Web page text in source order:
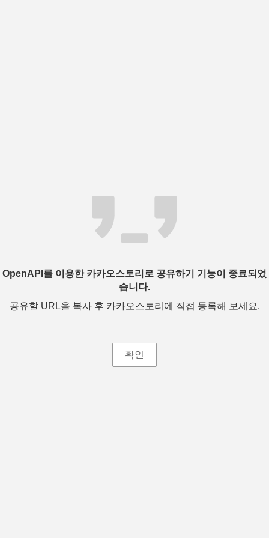
OpenAPI를 이용한 카카오스토리로 공유하기 기능이 종료되었
습니다.
공유할 URL을 복사 후 카카오스토리에 직접 등록해 보세요.
확인